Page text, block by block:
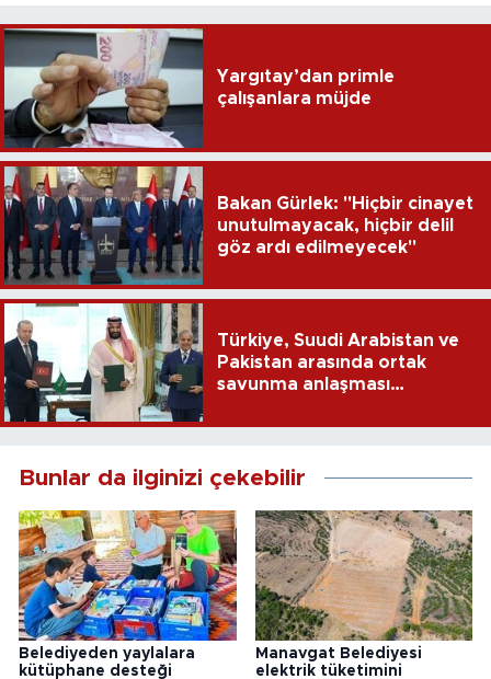
Yargıtay’dan primle
çalışanlara müjde
Bakan Gürlek: "Hiçbir cinayet
unutulmayacak, hiçbir delil
göz ardı edilmeyecek"
Türkiye, Suudi Arabistan ve
Pakistan arasında ortak
savunma anlaşması
Bunlar da ilginizi çekebilir
Belediyeden yaylalara
kütüphane desteği
Manavgat Belediyesi
elektrik tüketimini